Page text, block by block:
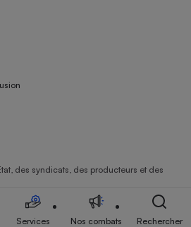
des syndicats, des producteurs et des
Services Nos combats Rechercher